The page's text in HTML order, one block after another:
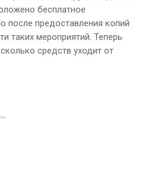
бесплатное
после предоставления копий
таких мероприятий. Теперь
средств уходит от